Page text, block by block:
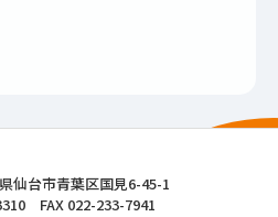
大学
仙台市青葉区国見6-45-1
FAX 022-233-7941